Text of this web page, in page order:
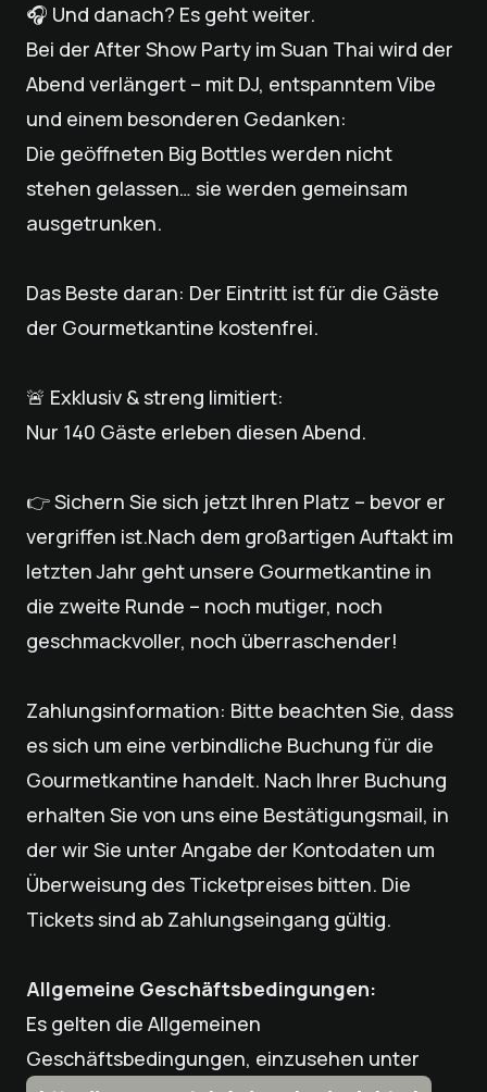
🎧 Und danach? Es geht weiter.
Bei der After Show Party im Suan Thai wird der
Abend verlängert – mit DJ, entspanntem Vibe
und einem besonderen Gedanken:
Die geöffneten Big Bottles werden nicht
stehen gelassen… sie werden gemeinsam
ausgetrunken.
Das Beste daran: Der Eintritt ist für die Gäste
der Gourmetkantine kostenfrei.
🚨 Exklusiv & streng limitiert:
Nur 140 Gäste erleben diesen Abend.
👉 Sichern Sie sich jetzt Ihren Platz – bevor er
vergriffen ist.Nach dem großartigen Auftakt im
letzten Jahr geht unsere Gourmetkantine in
die zweite Runde – noch mutiger, noch
geschmackvoller, noch überraschender!
Zahlungsinformation: Bitte beachten Sie, dass
es sich um eine verbindliche Buchung für die
Gourmetkantine handelt. Nach Ihrer Buchung
erhalten Sie von uns eine Bestätigungsmail, in
der wir Sie unter Angabe der Kontodaten um
Überweisung des Ticketpreises bitten. Die
Tickets sind ab Zahlungseingang gültig.
Allgemeine Geschäftsbedingungen:
Es gelten die Allgemeinen
Geschäftsbedingungen, einzusehen unter